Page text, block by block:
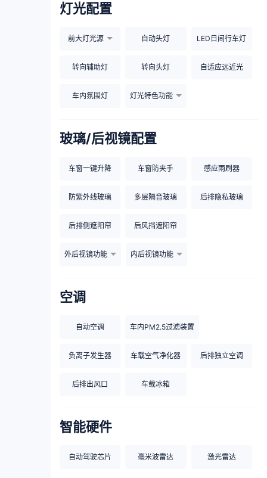
灯光配置
前大灯光源 自动头灯 LED日间行车灯
转向辅助灯 转向头灯 自适应远近光
车内氛围灯 灯光特色功能
玻璃/后视镜配置
车窗一键升降 车窗防夹手 感应雨刷器
防紫外线玻璃 多层隔音玻璃 后排隐私玻璃
后排侧遮阳帘 后风挡遮阳帘
外后视镜功能 内后视镜功能
空调
自动空调 车内PM2.5过滤装置
负离子发生器 车载空气净化器 后排独立空调
后排出风口 车载冰箱
智能硬件
自动驾驶芯片 毫米波雷达 激光雷达